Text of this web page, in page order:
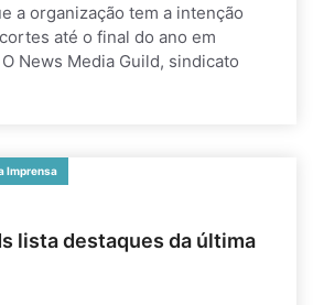
a organização tem a intenção
até o final do ano em
News Media Guild, sindicato
Imprensa
lista destaques da última